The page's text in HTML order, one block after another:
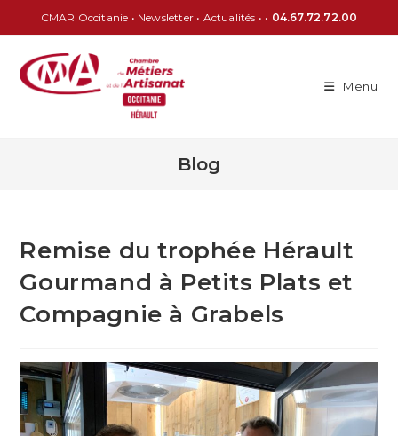
CMAR Occitanie • Newsletter • Actualités • • 04.67.72.72.00
Menu
Blog
Remise du trophée Hérault
Gourmand à Petits Plats et
Compagnie à Grabels